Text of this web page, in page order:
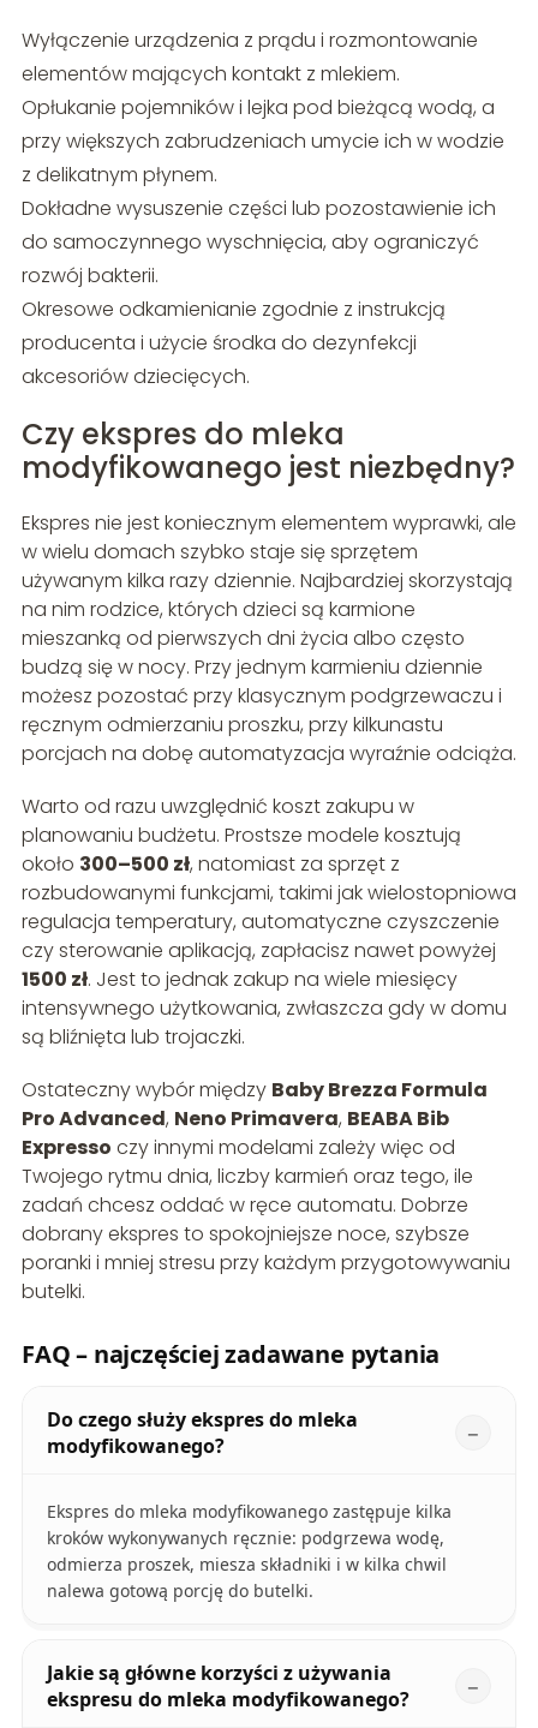
Wyłączenie urządzenia z prądu i rozmontowanie
elementów mających kontakt z mlekiem.
Opłukanie pojemników i lejka pod bieżącą wodą, a
przy większych zabrudzeniach umycie ich w wodzie
z delikatnym płynem.
Dokładne wysuszenie części lub pozostawienie ich
do samoczynnego wyschnięcia, aby ograniczyć
rozwój bakterii.
Okresowe odkamienianie zgodnie z instrukcją
producenta i użycie środka do dezynfekcji
akcesoriów dziecięcych.
Czy ekspres do mleka
modyfikowanego jest niezbędny?
Ekspres nie jest koniecznym elementem wyprawki, ale
w wielu domach szybko staje się sprzętem
używanym kilka razy dziennie. Najbardziej skorzystają
na nim rodzice, których dzieci są karmione
mieszanką od pierwszych dni życia albo często
budzą się w nocy. Przy jednym karmieniu dziennie
możesz pozostać przy klasycznym podgrzewaczu i
ręcznym odmierzaniu proszku, przy kilkunastu
porcjach na dobę automatyzacja wyraźnie odciąża.
Warto od razu uwzględnić koszt zakupu w
planowaniu budżetu. Prostsze modele kosztują
około 300–500 zł, natomiast za sprzęt z
rozbudowanymi funkcjami, takimi jak wielostopniowa
regulacja temperatury, automatyczne czyszczenie
czy sterowanie aplikacją, zapłacisz nawet powyżej
1500 zł. Jest to jednak zakup na wiele miesięcy
intensywnego użytkowania, zwłaszcza gdy w domu
są bliźnięta lub trojaczki.
Ostateczny wybór między Baby Brezza Formula
Pro Advanced, Neno Primavera, BEABA Bib
Expresso czy innymi modelami zależy więc od
Twojego rytmu dnia, liczby karmień oraz tego, ile
zadań chcesz oddać w ręce automatu. Dobrze
dobrany ekspres to spokojniejsze noce, szybsze
poranki i mniej stresu przy każdym przygotowywaniu
butelki.
FAQ – najczęściej zadawane pytania
Do czego służy ekspres do mleka
modyfikowanego?
Ekspres do mleka modyfikowanego zastępuje kilka
kroków wykonywanych ręcznie: podgrzewa wodę,
odmierza proszek, miesza składniki i w kilka chwil
nalewa gotową porcję do butelki.
Jakie są główne korzyści z używania
ekspresu do mleka modyfikowanego?